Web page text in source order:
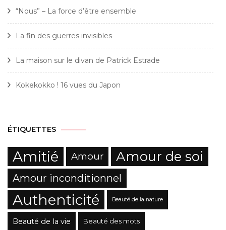
“Nous” – La force d’être ensemble
La fin des guerres invisibles
La maison sur le divan de Patrick Estrade
Kokekokko ! 16 vues du Japon
ÉTIQUETTES
Amitié Amour Amour de soi
Amour inconditionnel
Authenticité Beauté de la nature
Beauté de la vie Beauté des mots